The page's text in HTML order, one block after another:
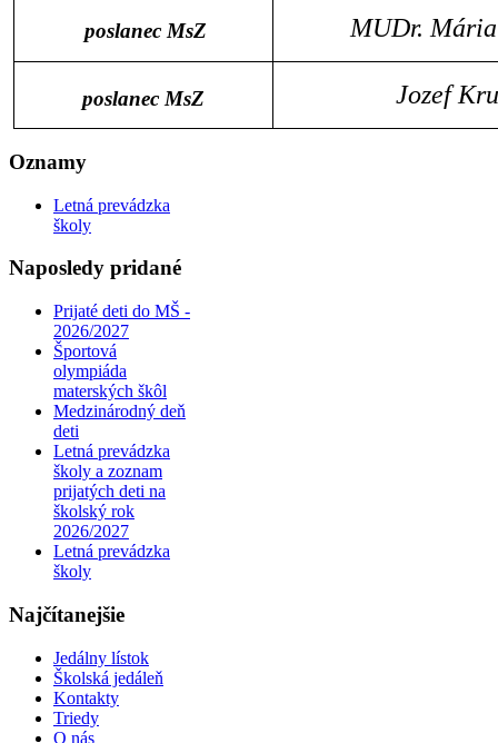
poslanec MsZ MUDr.
poslanec MsZ Jozef
Oznamy
Letná prevádzka
školy
Naposledy pridané
Prijaté deti do MŠ -
2026/2027
Športová
olympiáda
materských škôl
Medzinárodný deň
deti
Letná prevádzka
školy a zoznam
prijatých deti na
školský rok
2026/2027
Letná prevádzka
školy
Najčítanejšie
Jedálny lístok
Školská jedáleň
Kontakty
Triedy
O nás